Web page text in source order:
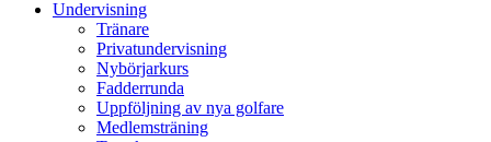
Undervisning
Tränare
Privatundervisning
Nybörjarkurs
Fadderrunda
Uppföljning av nya golfare
Medlemsträning